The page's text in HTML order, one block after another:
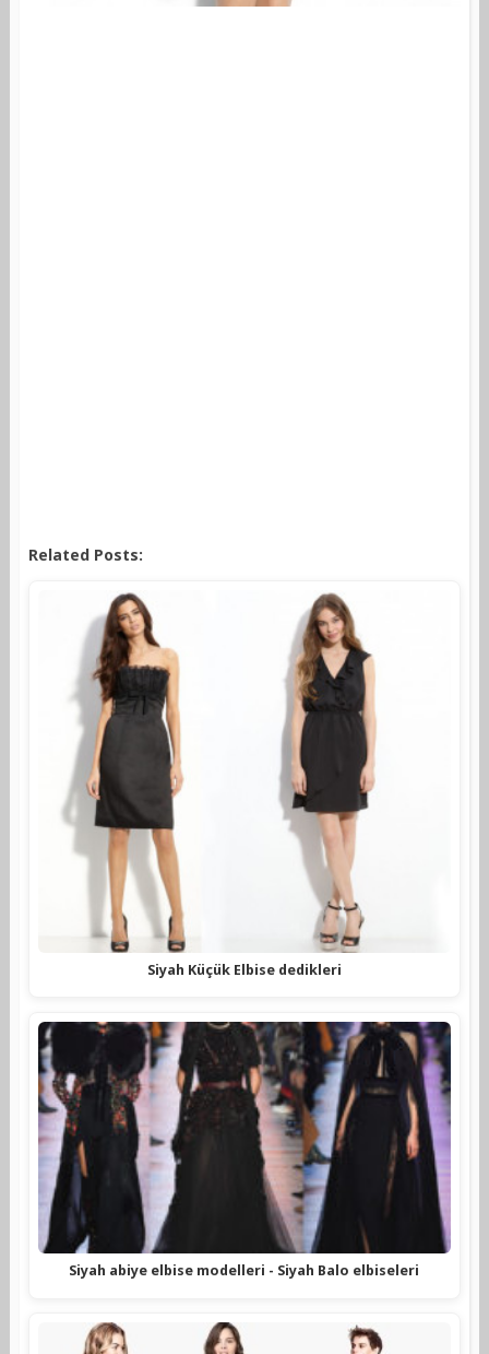
Related Posts:
Siyah Küçük Elbise dedikleri
Siyah abiye elbise modelleri - Siyah Balo elbiseleri